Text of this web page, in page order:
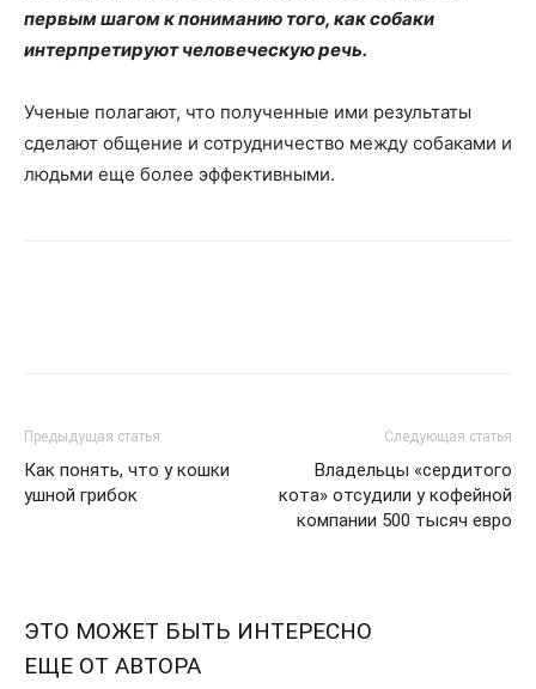
первым шагом к пониманию того, как собаки
интерпретируют человеческую речь.
Ученые полагают, что полученные ими результаты
сделают общение и сотрудничество между собаками и
людьми еще более эффективными.
Предыдущая статья
Как понять, что у кошки
ушной грибок
Следующая статья
Владельцы «сердитого
кота» отсудили у кофейной
компании 500 тысяч евро
ЭТО МОЖЕТ БЫТЬ ИНТЕРЕСНО
ЕЩЕ ОТ АВТОРА